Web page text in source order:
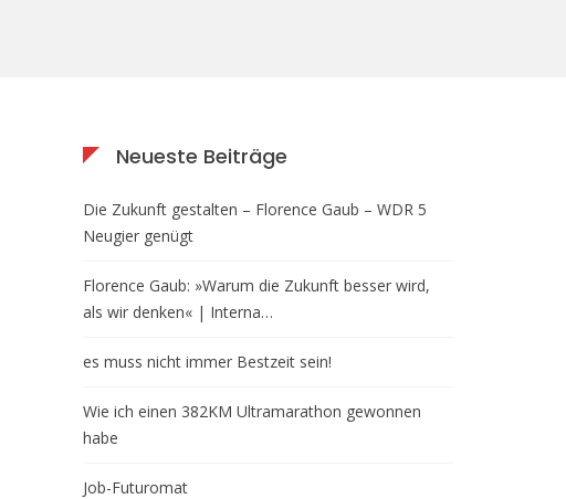
Neueste Beiträge
Die Zukunft gestalten – Florence Gaub – WDR 5
Neugier genügt
Florence Gaub: »Warum die Zukunft besser wird,
als wir denken« | Interna…
es muss nicht immer Bestzeit sein!
Wie ich einen 382KM Ultramarathon gewonnen
habe
Job-Futuromat